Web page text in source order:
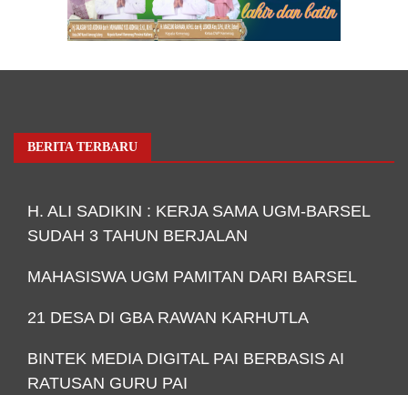
BERITA TERBARU
H. ALI SADIKIN : KERJA SAMA UGM-BARSEL
SUDAH 3 TAHUN BERJALAN
MAHASISWA UGM PAMITAN DARI BARSEL
21 DESA DI GBA RAWAN KARHUTLA
BINTEK MEDIA DIGITAL PAI BERBASIS AI
RATUSAN GURU PAI